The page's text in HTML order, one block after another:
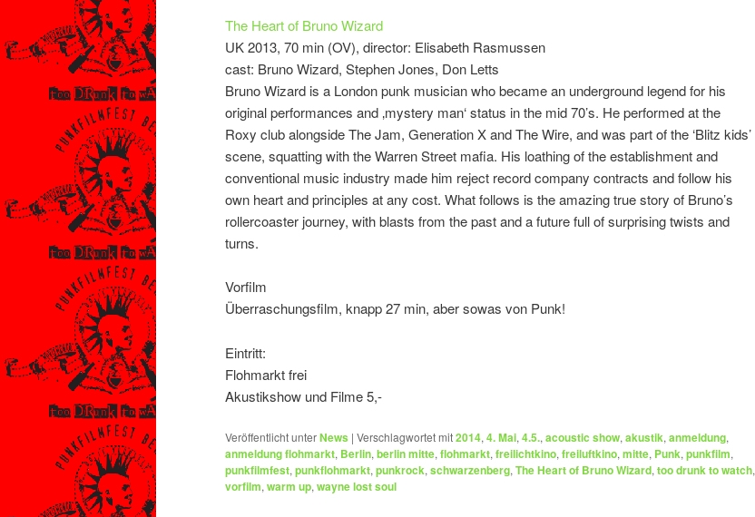
The Heart of Bruno Wizard
UK 2013, 70 min (OV), director: Elisabeth Rasmussen
cast: Bruno Wizard, Stephen Jones, Don Letts
Bruno Wizard is a London punk musician who became an underground legend for his
original performances and ‚mystery man‘ status in the mid 70’s. He performed at the
Roxy club alongside The Jam, Generation X and The Wire, and was part of the ‘Blitz kids’
scene, squatting with the Warren Street mafia. His loathing of the establishment and
conventional music industry made him reject record company contracts and follow his
own heart and principles at any cost. What follows is the amazing true story of Bruno’s
rollercoaster journey, with blasts from the past and a future full of surprising twists and
turns.
Vorfilm
Überraschungsfilm, knapp 27 min, aber sowas von Punk!
Eintritt:
Flohmarkt frei
Akustikshow und Filme 5,-
Veröffentlicht unterNews | Verschlagwortet mit2014, 4. Mai, 4.5., acoustic show, akustik, anmeldung,
anmeldung flohmarkt, Berlin, berlin mitte, flohmarkt, freilichtkino, freiluftkino, mitte, Punk, punkfilm,
punkfilmfest, punkflohmarkt, punkrock, schwarzenberg, The Heart of Bruno Wizard, too drunk to watch,
vorfilm, warm up, wayne lost soul